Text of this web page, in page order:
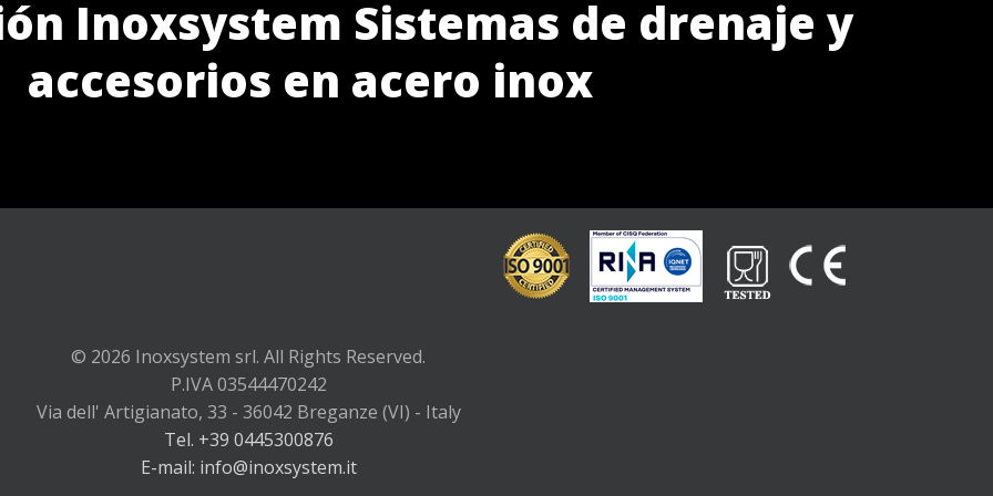
Inoxsystem Sistemas de drenaje y
accesorios en acero inox
© 2026 Inoxsystem srl. All Rights Reserved.
P.IVA 03544470242
Via dell' Artigianato, 33 - 36042 Breganze (VI) - Italy
Tel. +39 0445300876
E-mail: info@inoxsystem.it